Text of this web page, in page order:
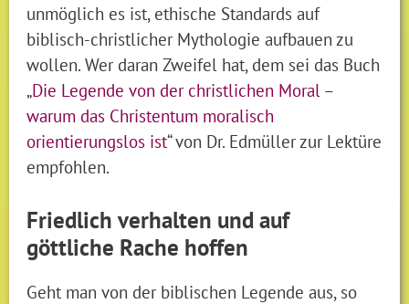
unmöglich es ist, ethische Standards auf
biblisch-christlicher Mythologie aufbauen zu
wollen. Wer daran Zweifel hat, dem sei das Buch
„Die Legende von der christlichen Moral –
warum das Christentum moralisch
orientierungslos ist“ von Dr. Edmüller zur Lektüre
empfohlen.
Friedlich verhalten und auf
göttliche Rache hoffen
Geht man von der biblischen Legende aus, so